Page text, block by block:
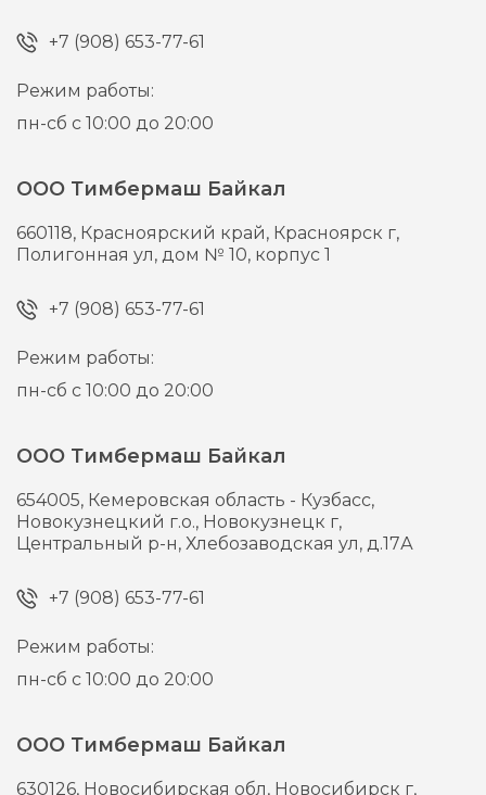
+7 (908) 653-77-61
Режим работы:
пн-сб с 10:00 до 20:00
ООО Тимбермаш Байкал
660118, Красноярский край, Красноярск г,
Полигонная ул, дом № 10, корпус 1
+7 (908) 653-77-61
Режим работы:
пн-сб с 10:00 до 20:00
ООО Тимбермаш Байкал
654005, Кемеровская область - Кузбасс,
Новокузнецкий г.о., Новокузнецк г,
Центральный р-н, Хлебозаводская ул, д.17А
+7 (908) 653-77-61
Режим работы:
пн-сб с 10:00 до 20:00
ООО Тимбермаш Байкал
630126, Новосибирская обл, Новосибирск г,